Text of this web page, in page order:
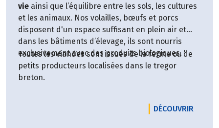
vie ainsi que l’équilibre entre les sols, les cultures
et les animaux. Nos volailles, bœufs et porcs
disposent d'un espace suffisant en plein air et
dans les bâtiments d’élevage, ils sont nourris
exclusivement avec des produits biologiques. "
Toutes les viandes sont issues de la ferme ou de
petits producteurs localisées dans le tregor
breton.
DÉCOUVRIR